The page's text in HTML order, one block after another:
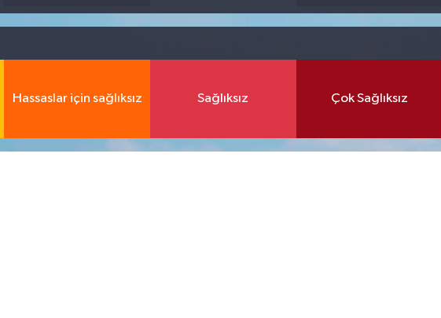
Hassaslar için sağlıksız Sağlıksız Çok Sağlıksız